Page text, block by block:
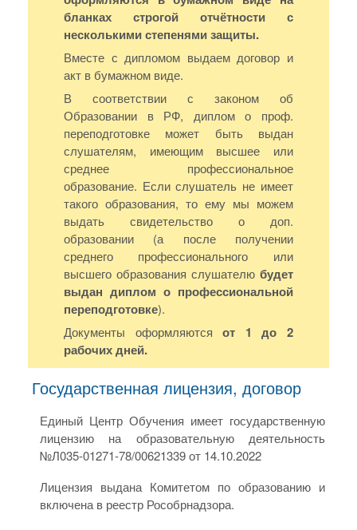
бланках строгой отчётности с
несколькими степенями защиты.
Вместе с дипломом выдаем договор и
акт в бумажном виде.
В соответствии с законом об
Образовании в РФ, диплом о проф.
переподготовке может быть выдан
слушателям, имеющим высшее или
среднее профессиональное
образование. Если слушатель не имеет
такого образования, то ему мы можем
выдать свидетельство о доп.
образовании (а после получении
среднего профессионального или
высшего образования слушателю будет
выдан диплом о профессиональной
переподготовке).
Документы оформляютсяот 1 до 2
рабочих дней.
Государственная лицензия, договор
Единый Центр Обучения имеет государственную
лицензию на образовательную деятельность
№Л035-01271-78/00621339 от 14.10.2022
Лицензия выдана Комитетом по образованию и
включена в реестр Рособрнадзора.